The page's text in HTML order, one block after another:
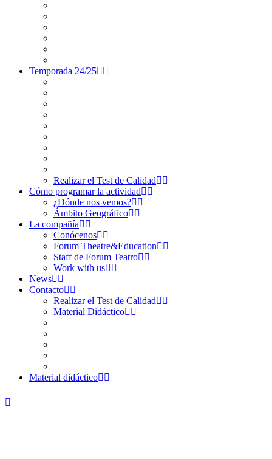
Temporada 24/25
Realizar el Test de Calidad
Cómo programar la actividad
¿Dónde nos vemos?
Ámbito Geográfico
La compañía
Conócenos
Forum Theatre&Education
Staff de Forum Teatro
Work with us
News
Contacto
Realizar el Test de Calidad
Material Didáctico
Material didáctico